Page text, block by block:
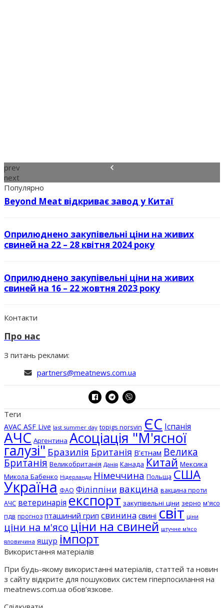
prev
next
Популярно
Beyond Meat відкриває завод у Китаї
Оприлюднено закупівельні ціни на живих
свиней на 22 – 28 квітня 2024 року
Оприлюднено закупівельні ціни на живих
свиней на 16 – 22 жовтня 2023 року
Контакти
Про нас
З питань реклами:
partners@meatnews.com.ua
Теги
AVAC ASF Live last summer day topigs norsvin ЄС Іспанія
АЧС Аргентина Асоціація "М'ясної
галузі" Бразилія Британія В'єтнам Велика
Британія Великобританія Данія Канада Китай Мексика
Микола Бабенко Нідерланди Німеччина Польща США
Україна ФАО Філіппіни вакцина вакцина проти
АЧС ветеринарія експорт закупівельні ціни зерно м'ясо
пдв прогноз пташиний грип свинина свині світ ціни
ціни на м'ясо ціни на свиней штучне м'ясо
яловичина ящур імпорт
Використання матеріалів
При будь-якому використанні матеріалів, статтей та новин
з сайту відкрите для пошукових систем гіперпосилання на
meatnews.com.ua обов’язкове.